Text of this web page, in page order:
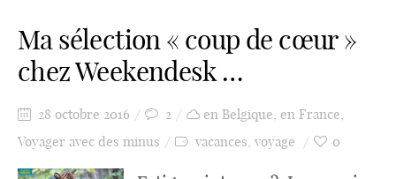
Ma sélection « coup de cœur »
chez Weekendesk …
28 octobre 2016 2 en Belgique, en France,
Voyager avec des minus
vacances, voyage 0